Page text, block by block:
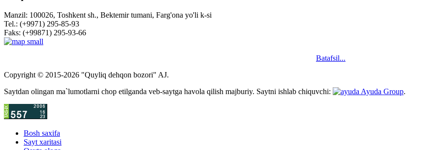
Manzil: 100026, Toshkent sh., Bektemir tumani, Farg'ona yo'li k-si
Tel.: (+9971) 295-85-93
Faks: (+99871) 295-93-66
Batafsil...
Copyright © 2015-2026 "Quyliq dehqon bozori" AJ.
Saytdan olingan ma`lumotlarni chop etilganda veb-saytga havola qilish majburiy. Saytni ishlab chiquvchi:
Ayuda Group.
Bosh saxifa
Sayt xaritasi